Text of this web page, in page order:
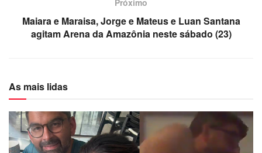
Maiara e Maraisa, Jorge e Mateus e Luan Santana
agitam Arena da Amazônia neste sábado (23)
As mais lidas